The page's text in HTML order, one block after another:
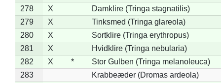
278
X
Damklire (Tringa stagnatilis)
279
X
Tinksmed (Tringa glareola)
280
X
Sortklire (Tringa erythropus)
281
X
Hvidklire (Tringa nebularia)
282
X *
Stor Gulben (Tringa melanoleuca)
283
Krabbeæder (Dromas ardeola)